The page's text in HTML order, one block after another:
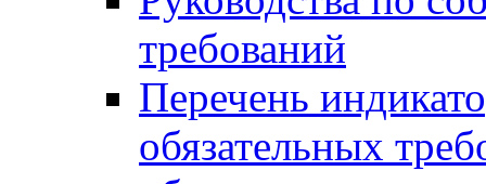
требований
Перечень
обязательных